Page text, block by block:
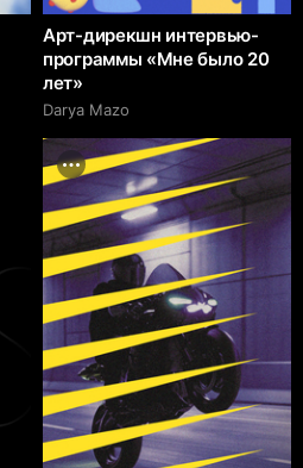
Арт-дирекшн интервью-
программы «Мне было 20
лет»
Darya Mazo